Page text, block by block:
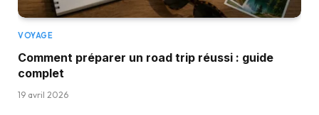
VOYAGE
Comment préparer un road trip réussi : guide
complet
19 avril 2026